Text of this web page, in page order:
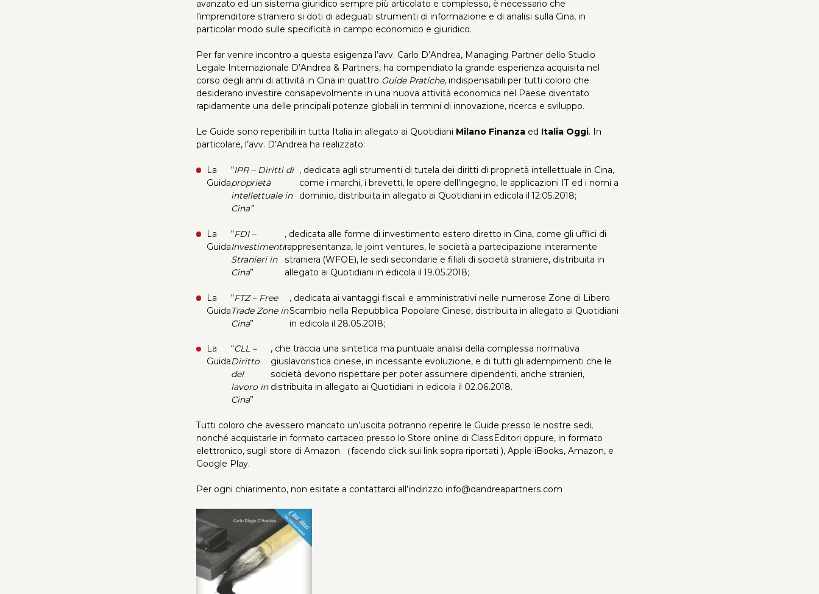
avanzato ed un sistema giuridico sempre più articolato e complesso, è necessario che
l’imprenditore straniero si doti di adeguati strumenti di informazione e di analisi sulla Cina, in
particolar modo sulle specificità in campo economico e giuridico.
Per far venire incontro a questa esigenza l’avv. Carlo D’Andrea, Managing Partner dello Studio
Legale Internazionale D’Andrea & Partners, ha compendiato la grande esperienza acquisita nel
corso degli anni di attività in Cina in quattro Guide Pratiche, indispensabili per tutti coloro che
desiderano investire consapevolmente in una nuova attività economica nel Paese diventato
rapidamente una delle principali potenze globali in termini di innovazione, ricerca e sviluppo.
Le Guide sono reperibili in tutta Italia in allegato ai Quotidiani Milano Finanzaed Italia Oggi. In
particolare, l’avv. D’Andrea ha realizzato:
La
Guida
“IPR – Diritti di
proprietà
intellettuale in
Cina”
, dedicata agli strumenti di tutela dei diritti di proprietà intellettuale in Cina,
come i marchi, i brevetti, le opere dell’ingegno, le applicazioni IT ed i nomi a
dominio, distribuita in allegato ai Quotidiani in edicola il 12.05.2018;
La
Guida
“FDI –
Investimenti
Stranieri in
Cina”
, dedicata alle forme di investimento estero diretto in Cina, come gli uffici di
rappresentanza, le joint ventures, le società a partecipazione interamente
straniera (WFOE), le sedi secondarie e filiali di società straniere, distribuita in
allegato ai Quotidiani in edicola il 19.05.2018;
La
Guida
“FTZ – Free
Trade Zone in
Cina”
, dedicata ai vantaggi fiscali e amministrativi nelle numerose Zone di Libero
Scambio nella Repubblica Popolare Cinese, distribuita in allegato ai Quotidiani
in edicola il 28.05.2018;
La
Guida
“CLL –
Diritto
del
lavoro in
Cina”
, che traccia una sintetica ma puntuale analisi della complessa normativa
giuslavoristica cinese, in incessante evoluzione, e di tutti gli adempimenti che le
società devono rispettare per poter assumere dipendenti, anche stranieri,
distribuita in allegato ai Quotidiani in edicola il 02.06.2018.
Tutti coloro che avessero mancato un’uscita potranno reperire le Guide presso le nostre sedi,
nonché acquistarle in formato cartaceo presso lo Store online di ClassEditori oppure, in formato
elettronico, sugli store di Amazon （facendo click sui link sopra riportati ), Apple iBooks, Amazon, e
Google Play.
Per ogni chiarimento, non esitate a contattarci all’indirizzo info@dandreapartners.com